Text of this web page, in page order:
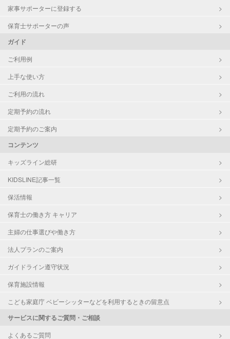
お子様の撮影
家事サポーターに登録する
保育士サポーターの声
ガイド
ご利用例
上手な使い方
ご利用の流れ
定期予約の流れ
定期予約のご案内
コンテンツ
キッズライン総研
KIDSLINE記事一覧
保活情報
保育士の働き方 キャリア
主婦の仕事選びや働き方
法人プランのご案内
ガイドライン遵守状況
保育施設情報
こども家庭庁 ベビーシッターなどを利用するときの留意点
サービスに関するご質問・ご相談
よくあるご質問